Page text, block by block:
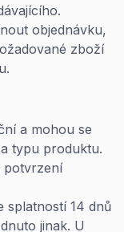
objednávku,
zboží
a mohou se
typu produktu.
potvrzení
splatností 14 dnů
jinak. U